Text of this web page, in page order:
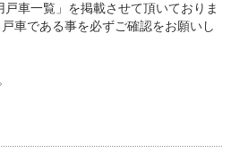
車一覧」を掲載させて頂いておりま
車である事を必ずご確認をお願いし